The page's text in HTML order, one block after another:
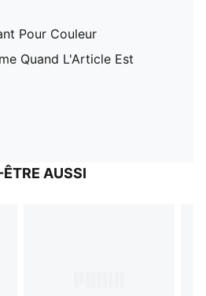
Pour Couleur
Quand L'Article Est
AUSSI